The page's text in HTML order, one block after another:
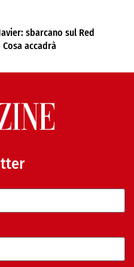
sbarcano sul Red
accadrà